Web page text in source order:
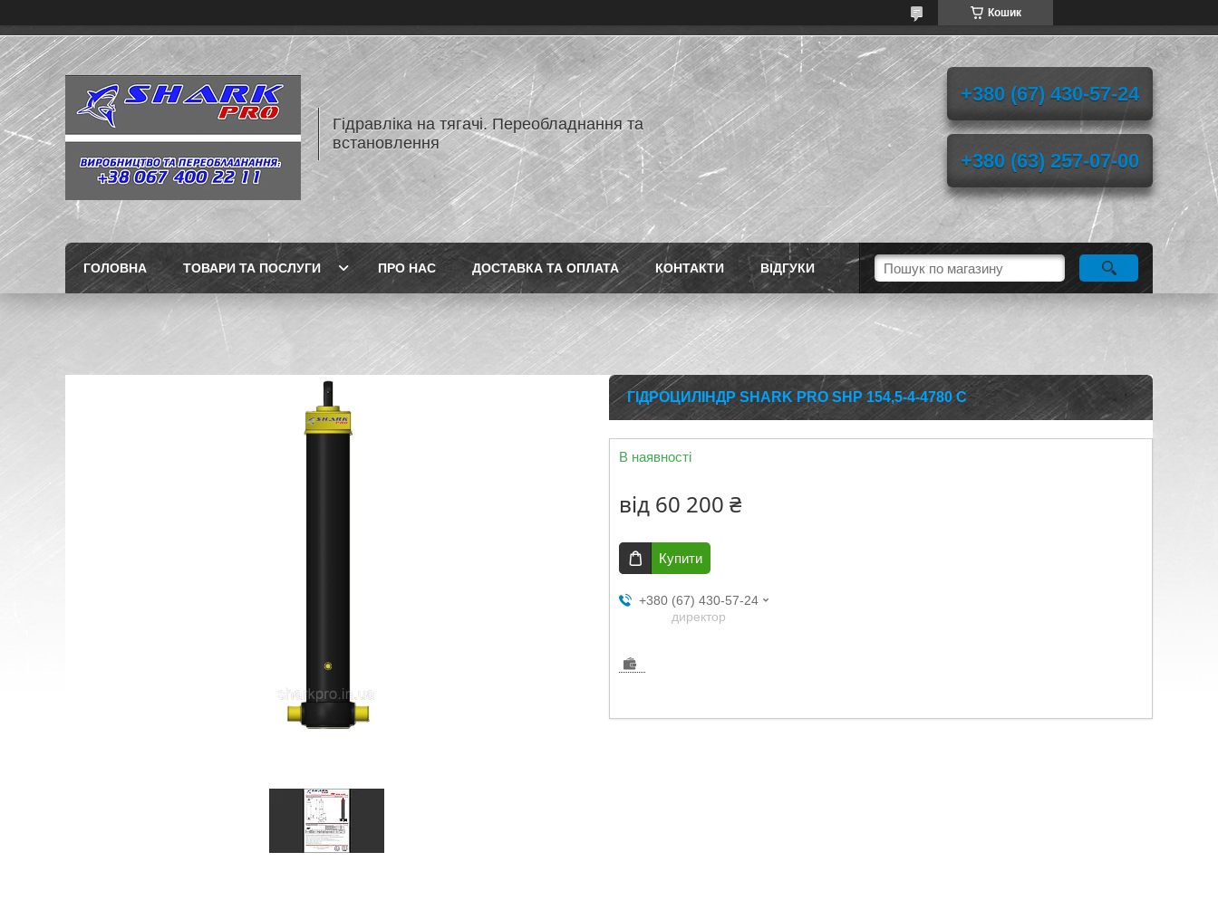
Кошик
Гідравліка на тягачі. Переобладнання та
встановлення
+380 (67) 430-57-24
+380 (63) 257-07-00
ГОЛОВНА ТОВАРИ ТА ПОСЛУГИ ПРО НАС ДОСТАВКА ТА ОПЛАТА КОНТАКТИ ВІДГУКИ
ГІДРОЦИЛІНДР SHARK PRO SHP 154,5-4-4780 C
В наявності
від 60 200 ₴
Купити
+380 (67) 430-57-24
директор